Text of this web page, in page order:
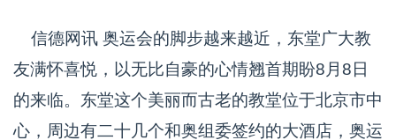
信德网讯 奥运会的脚步越来越近，东堂广大教
友满怀喜悦，以无比自豪的心情翘首期盼8月8日
的来临。东堂这个美丽而古老的教堂位于北京市中
心，周边有二十几个和奥组委签约的大酒店，奥运